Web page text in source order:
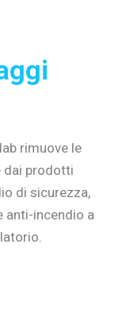
rimuove le
dai prodotti
di sicurezza,
anti-incendio a